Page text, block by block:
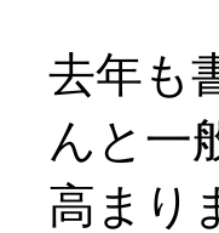
去年も
んと一
高まり